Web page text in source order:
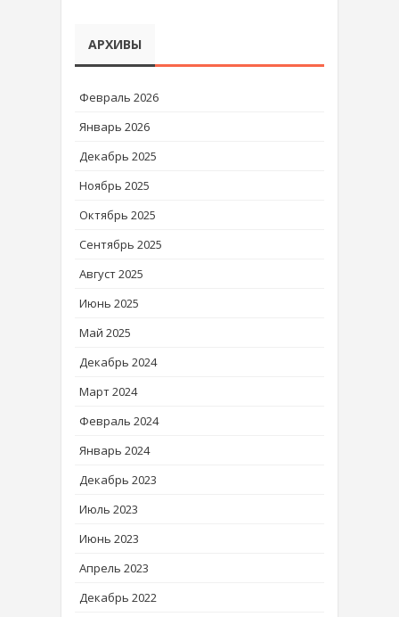
АРХИВЫ
Февраль 2026
Январь 2026
Декабрь 2025
Ноябрь 2025
Октябрь 2025
Сентябрь 2025
Август 2025
Июнь 2025
Май 2025
Декабрь 2024
Март 2024
Февраль 2024
Январь 2024
Декабрь 2023
Июль 2023
Июнь 2023
Апрель 2023
Декабрь 2022